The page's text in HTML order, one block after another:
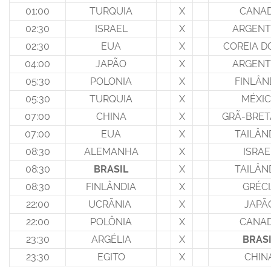
01:00
TURQUIA X
02:30
ISRAEL X
02:30
EUA X
COREIA
04:00
JAPÃO X
05:30
POLONIA X
05:30
TURQUIA X
07:00
CHINA X
GRÃ-
07:00
EUA X
08:30
ALEMANHA X
08:30
BRASIL X
08:30
FINLÂNDIA X
22:00
UCRÃNIA X
22:00
POLÔNIA X
23:30
ARGÉLIA X
23:30
EGITO X